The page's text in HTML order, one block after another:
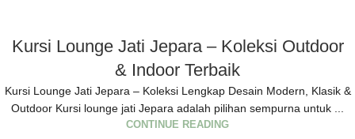
Kursi Lounge Jati Jepara – Koleksi Outdoor
& Indoor Terbaik
Kursi Lounge Jati Jepara – Koleksi Lengkap Desain Modern, Klasik &
Outdoor Kursi lounge jati Jepara adalah pilihan sempurna untuk ...
CONTINUE READING